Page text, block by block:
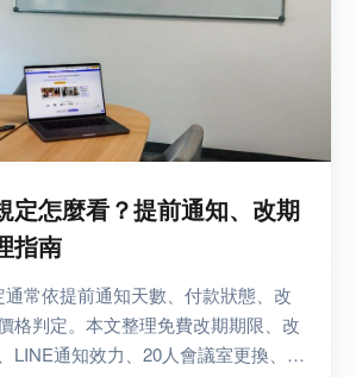
定怎麼看？提前通知、改期
指南
常依提前通知天數、付款狀態、改
格判定。本文整理免費改期期限、改
LINE通知效力、20人會議室更換、取